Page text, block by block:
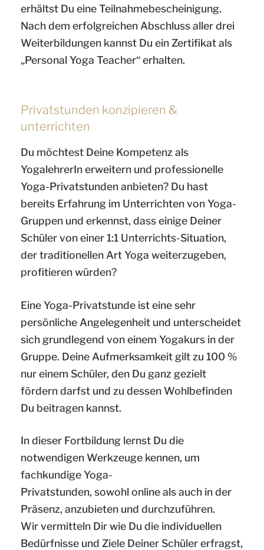
erhältst Du eine Teilnahmebescheinigung.
Nach dem erfolgreichen Abschluss aller drei
Weiterbildungen kannst Du ein Zertifikat als
„Personal Yoga Teacher“ erhalten.
Privatstunden konzipieren &
unterrichten
Du möchtest Deine Kompetenz als
YogalehrerIn erweitern und professionelle
Yoga-Privatstunden anbieten? Du hast
bereits Erfahrung im Unterrichten von Yoga-
Gruppen und erkennst, dass einige Deiner
Schüler von einer 1:1 Unterrichts-Situation,
der traditionellen Art Yoga weiterzugeben,
profitieren würden?
Eine Yoga-Privatstunde ist eine sehr
persönliche Angelegenheit und unterscheidet
sich grundlegend von einem Yogakurs in der
Gruppe. Deine Aufmerksamkeit gilt zu 100 %
nur einem Schüler, den Du ganz gezielt
fördern darfst und zu dessen Wohlbefinden
Du beitragen kannst.
In dieser Fortbildung lernst Du die
notwendigen Werkzeuge kennen, um
fachkundige Yoga-
Privatstunden, sowohl online als auch in der
Präsenz, anzubieten und durchzuführen.
Wir vermitteln Dir wie Du die individuellen
Bedürfnisse und Ziele Deiner Schüler erfragst,